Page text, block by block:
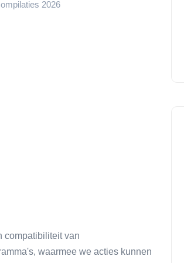
2026
compatibiliteit van
waarmee we acties kunnen